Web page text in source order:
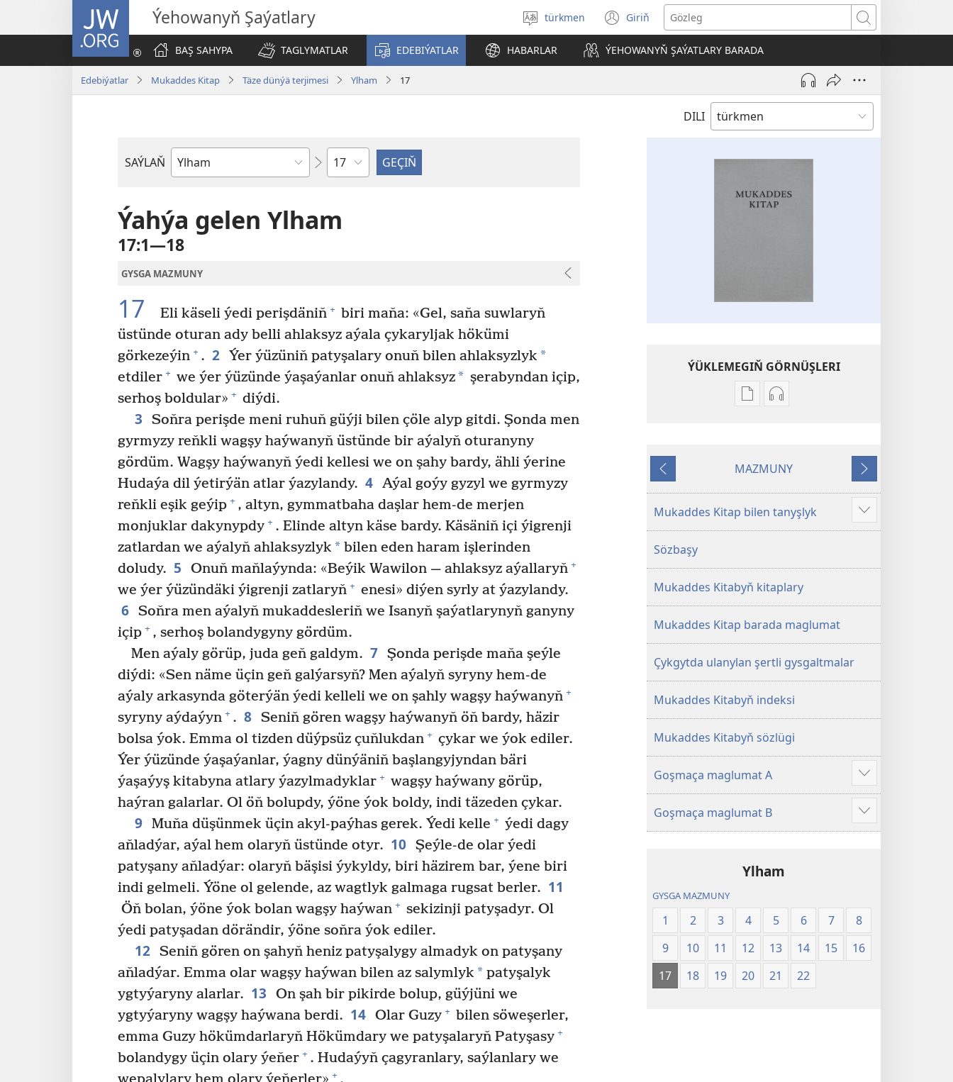
JW.ORG Ýehowanyň Şaýatlary
Dili
saýlaň
türkmen Giriň
(täze
sahypada
açylýar)
Gözleg
BAŞ SAHYPA
TAGLYMATLAR EDEBIÝATLAR HABARLAR ÝEHOWANYŇ ŞAÝATLARY BARADA
Edebiýatlar Mukaddes Kitap Täze dünýä terjimesi Ylham 17
DILI
SAÝLAŇ
Kitaplar
baplar
boýunça
Ýahýa gelen Ylham
17:1—18
GYSGA MAZMUNY
17 Eli käseli ýedi perişdäniň + biri maňa: «Gel, saňa suwlaryň
üstünde oturan ady belli ahlaksyz aýala çykaryljak hökümi
görkezeýin + . 2 Ýer ýüzüniň patyşalary onuň bilen ahlaksyzlyk *
etdiler + we ýer ýüzünde ýaşaýanlar onuň ahlaksyz* şerabyndan içip,
serhoş boldular» + diýdi.
3
Soňra perişde meni ruhuň güýji bilen çöle alyp gitdi. Şonda men
gyrmyzy reňkli wagşy haýwanyň üstünde bir aýalyň oturanyny
gördüm. Wagşy haýwanyň ýedi kellesi we on şahy bardy, ähli ýerine
Hudaýa dil ýetirýän atlar ýazylandy. 4 Aýal goýy gyzyl we gyrmyzy
reňkli eşik geýip + , altyn, gymmatbaha daşlar hem-de merjen
monjuklar dakynypdy + . Elinde altyn käse bardy. Käsäniň içi ýigrenji
zatlardan we aýalyň ahlaksyzlyk * bilen eden haram işlerinden
doludy. 5 Onuň maňlaýynda: «Beýik Wawilon — ahlaksyz aýallaryň +
we ýer ýüzündäki ýigrenji zatlaryň + enesi» diýen syrly at ýazylandy.
6 Soňra men aýalyň mukaddesleriň we Isanyň şaýatlarynyň ganyny
içip + , serhoş bolandygyny gördüm.
Men aýaly görüp, juda geň galdym. 7 Şonda perişde maňa şeýle
diýdi: «Sen näme üçin geň galýarsyň? Men aýalyň syryny hem-de
aýaly arkasynda göterýän ýedi kelleli we on şahly wagşy haýwanyň +
syryny aýdaýyn + . 8 Seniň gören wagşy haýwanyň öň bardy, häzir
bolsa ýok. Emma ol tizden düýpsüz çuňlukdan + çykar we ýok ediler.
Ýer ýüzünde ýaşaýanlar, ýagny dünýäniň başlangyjyndan bäri
ýaşaýyş kitabyna atlary ýazylmadyklar + wagşy haýwany görüp,
haýran galarlar. Ol öň bolupdy, ýöne ýok boldy, indi täzeden çykar.
9 Muňa düşünmek üçin akyl-paýhas gerek. Ýedi kelle + ýedi dagy
aňladýar, aýal hem olaryň üstünde otyr. 10 Şeýle-de olar ýedi
patyşany aňladýar: olaryň bäşisi ýykyldy, biri häzirem bar, ýene biri
indi gelmeli. Ýöne ol gelende, az wagtlyk galmaga rugsat berler. 11
Öň bolan, ýöne ýok bolan wagşy haýwan + sekizinji patyşadyr. Ol
ýedi patyşadan dörändir, ýöne soňra ýok ediler.
12 Seniň gören on şahyň heniz patyşalygy almadyk on patyşany
aňladýar. Emma olar wagşy haýwan bilen az salymlyk * patyşalyk
ygtyýaryny alarlar. 13
On şah bir pikirde bolup, güýjüni we
ygtyýaryny wagşy haýwana berdi. 14 Olar Guzy + bilen söweşerler,
emma Guzy hökümdarlaryň Hökümdary we patyşalaryň Patyşasy +
bolandygy üçin olary ýeňer + . Hudaýyň çagyranlary, saýlanlary we
+
ÝÜKLEMEGIŇ GÖRNÜŞLERI
Edebiýatlary
Kitap
Audioýazgyny
Kitap
Öňki
MAZMUNY
Indiki
Mukaddes Kitap bilen tanyşlyk
Doly
maglumat
Sözbaşy
Mukaddes Kitabyň kitaplary
Mukaddes Kitap barada maglumat
Çykgytda ulanylan şertli gysgaltmalar
Mukaddes Kitabyň indeksi
Mukaddes Kitabyň sözlügi
Goşmaça maglumat A
Doly
maglumat
Goşmaça maglumat B
Doly
maglumat
Ylham
GYSGA MAZMUNY
1 2 3 4 5 6 7
8
9
10 11 12 13 14 15
16
17
18 19 20 21 22